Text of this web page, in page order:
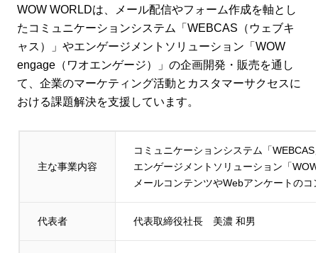
WOW WORLDは、メール配信やフォーム作成を軸とし
たコミュニケーションシステム「WEBCAS（ウェブキ
ャス）」やエンゲージメントソリューション「WOW
engage（ワオエンゲージ）」の企画開発・販売を通し
て、企業のマーケティング活動とカスタマーサクセスに
おける課題解決を支援しています。
主な事業内容
コミュニケーションシステム「
エンゲージメントソリューション「
メールコンテンツやWebアンケートの
代表者 代表取締役社長 美濃 和男